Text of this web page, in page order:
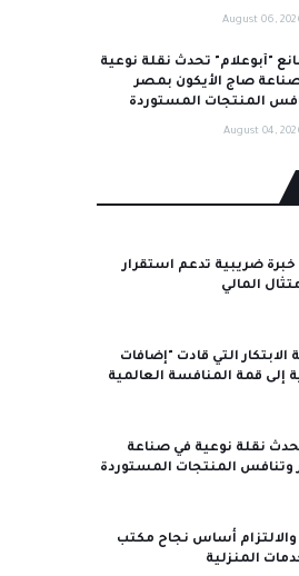
August 06,
"أبوعلام" تحدث نقلة نوعية
صاج الأيكون بمصر
المنتجات المستوردة
August 04,
ضريبية تدعم استقرار
المالي
التي قادت "إضافات
إلى قمة المنافسة العالمية
نقلة نوعية في صناعة
وتنافس المنتجات المستوردة
أساس نجاح مكتب
المنزلية